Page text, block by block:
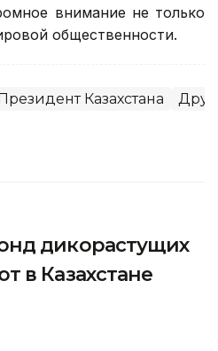
внимание не только
общественности.
Казахстана
дикорастущих
в Казахстане